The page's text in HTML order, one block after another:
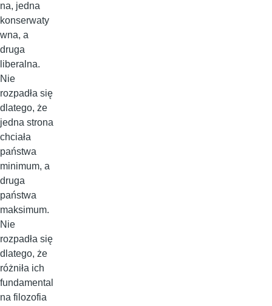
na, jedna
konserwaty
wna, a
druga
liberalna.
Nie
rozpadła się
dlatego, że
jedna strona
chciała
państwa
minimum, a
druga
państwa
maksimum.
Nie
rozpadła się
dlatego, że
różniła ich
fundamental
na filozofia